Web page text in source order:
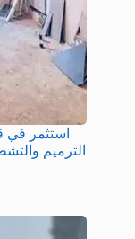
استثمر
الترميم